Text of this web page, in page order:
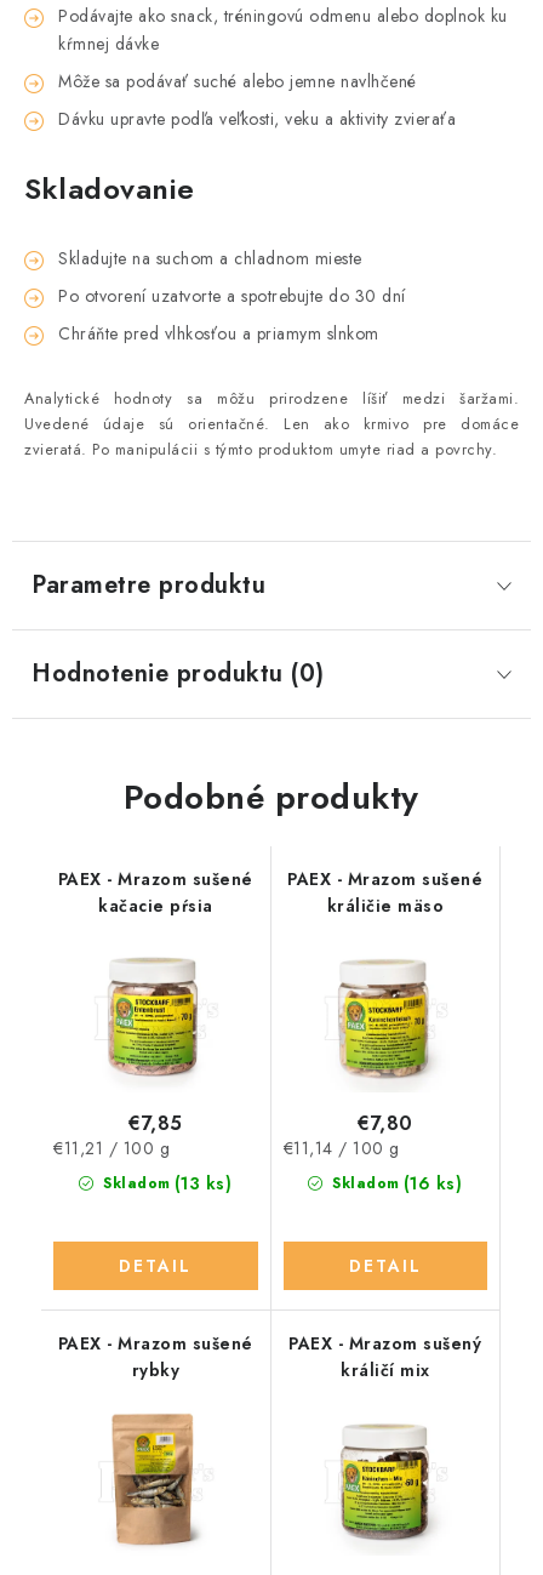
Podávajte ako snack, tréningovú odmenu alebo doplnok ku
kŕmnej dávke
Môže sa podávať suché alebo jemne navlhčené
Dávku upravte podľa veľkosti, veku a aktivity zvieraťa
Skladovanie
Skladujte na suchom a chladnom mieste
Po otvorení uzatvorte a spotrebujte do 30 dní
Chráňte pred vlhkosťou a priamym slnkom
Analytické hodnoty sa môžu prirodzene líšiť medzi šaržami.
Uvedené údaje sú orientačné. Len ako krmivo pre domáce
zvieratá. Po manipulácii s týmto produktom umyte riad a povrchy.
Parametre produktu
Hodnotenie produktu (0)
Podobné produkty
PAEX - Mrazom sušené
kačacie pŕsia
Skladom (13 ks)
€7,85
Jednotková
cena:
€11,21 / 100 g
DETAIL
PAEX - Mrazom sušené
králičie mäso
Skladom (16 ks)
€7,80
Jednotková
cena:
€11,14 / 100 g
DETAIL
PAEX - Mrazom sušené
rybky
PAEX - Mrazom sušený
králičí mix